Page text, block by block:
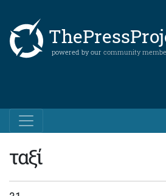
powered by our community
ταξί